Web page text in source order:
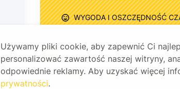
WYGODA I OSZCZĘDNOŚĆ
AKTYWACJA W CIĄGU48
LINKI DO OGŁOSZEŃ NA
PREZENT➡ ZESTAW
Używamy pliki cookie, aby zapewnić Ci
personalizować zawartość naszej witryny,
odpowiednie reklamy. Aby uzyskać więcej
prywatności.